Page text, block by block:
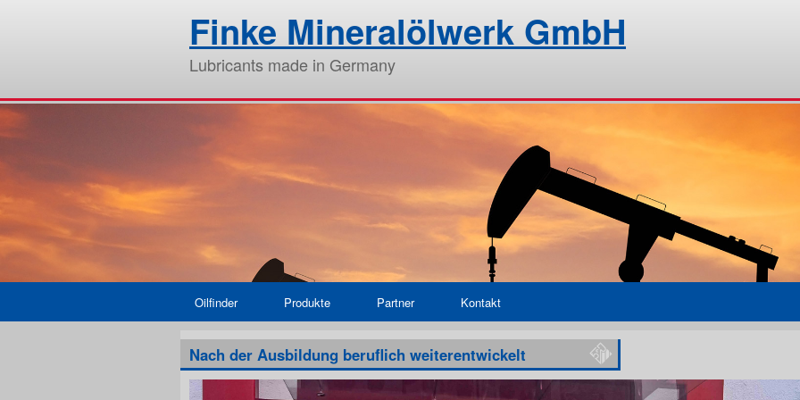
Finke Mineralölwerk GmbH
Lubricants made in Germany
Oilfinder Produkte Partner Kontakt
Nach der Ausbildung beruflich weiterentwickelt